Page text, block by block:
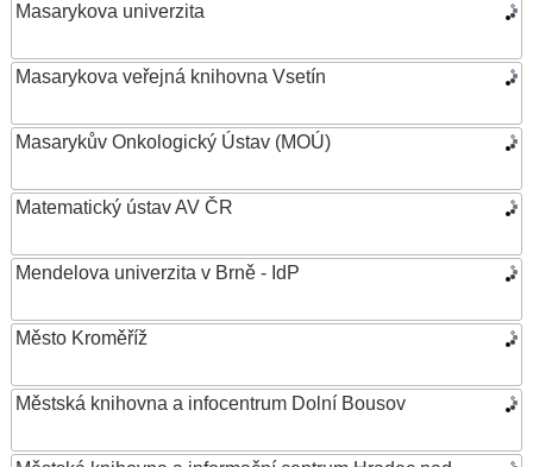
Masarykova univerzita
Masarykova veřejná knihovna Vsetín
Masarykův Onkologický Ústav (MOÚ)
Matematický ústav AV ČR
Mendelova univerzita v Brně - IdP
Město Kroměříž
Městská knihovna a infocentrum Dolní Bousov